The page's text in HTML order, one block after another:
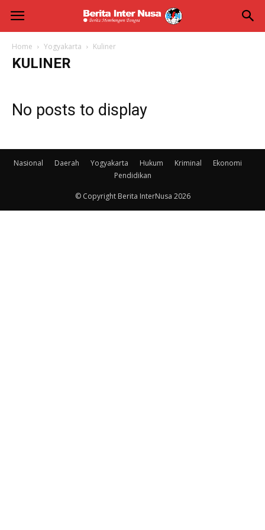
Berita
Inter
Nusa
Home Yogyakarta Kuliner
KULINER
No posts to display
Nasional Daerah Yogyakarta Hukum Kriminal
Ekonomi
Pendidikan
© Copyright Berita InterNusa 2026